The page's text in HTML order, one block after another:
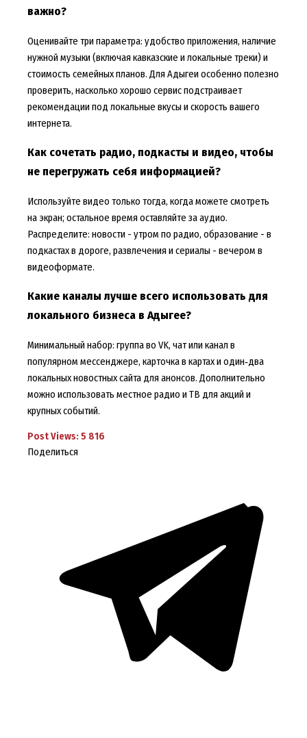
важно?
Оценивайте три параметра: удобство приложения, наличие
нужной музыки (включая кавказские и локальные треки) и
стоимость семейных планов. Для Адыгеи особенно полезно
проверить, насколько хорошо сервис подстраивает
рекомендации под локальные вкусы и скорость вашего
интернета.
Как сочетать радио, подкасты и видео, чтобы
не перегружать себя информацией?
Используйте видео только тогда, когда можете смотреть
на экран; остальное время оставляйте за аудио.
Распределите: новости - утром по радио, образование - в
подкастах в дороге, развлечения и сериалы - вечером в
видеоформате.
Какие каналы лучше всего использовать для
локального бизнеса в Адыгее?
Минимальный набор: группа во VK, чат или канал в
популярном мессенджере, карточка в картах и один‑два
локальных новостных сайта для анонсов. Дополнительно
можно использовать местное радио и ТВ для акций и
крупных событий.
Post Views: 5 816
Поделиться